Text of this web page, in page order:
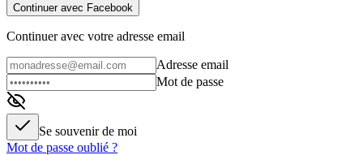
Continuer avec Facebook
Continuer avec votre adresse email
Adresse email
Mot de passe
Se souvenir de moi
Mot de passe oublié ?